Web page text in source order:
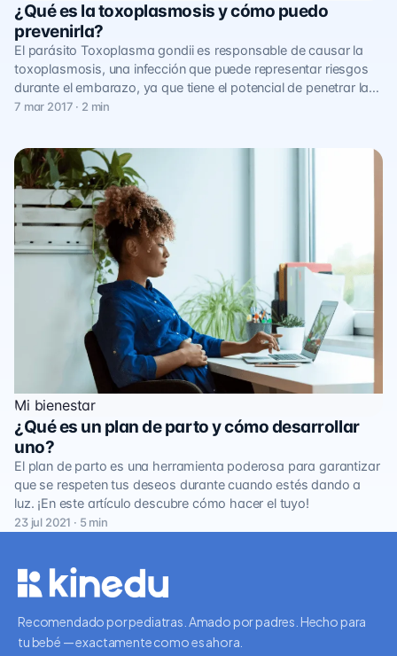
¿Qué es la toxoplasmosis y cómo puedo
prevenirla?
El parásito Toxoplasma gondii es responsable de causar la
toxoplasmosis, una infección que puede representar riesgos
durante el embarazo, ya que tiene el potencial de penetrar la…
7 mar 2017 · 2 min
Mi bienestar
¿Qué es un plan de parto y cómo desarrollar
uno?
El plan de parto es una herramienta poderosa para garantizar
que se respeten tus deseos durante cuando estés dando a
luz. ¡En este artículo descubre cómo hacer el tuyo!
23 jul 2021 · 5 min
Recomendado por pediatras. Amado por padres. Hecho para
tu bebé — exactamente como es ahora.